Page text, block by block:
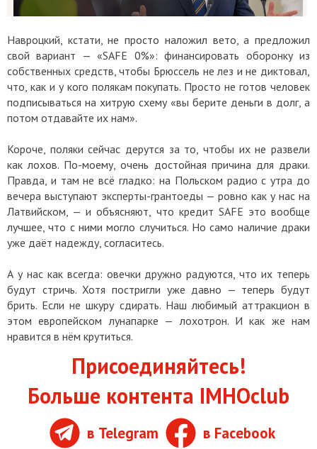
Навроцкий, кстати, не просто наложил вето, а предложил
свой вариант — «SAFE 0%»: финансировать оборонку из
собственных средств, чтобы Брюссель не лез и не диктовал,
что, как и у кого полякам покупать. Просто не готов человек
подписываться на хитрую схему «вы берите деньги в долг, а
потом отдавайте их нам».
Короче, поляки сейчас дерутся за то, чтобы их не развели
как лохов. По-моему, очень достойная причина для драки.
Правда, и там не всё гладко: на Польском радио с утра до
вечера выступают эксперты-грантоеды — ровно как у нас на
Латвийском, — и объясняют, что кредит SAFE это вообще
лучшее, что с ними могло случиться. Но само наличие драки
уже даёт надежду, согласитесь.
А у нас как всегда: овечки дружно радуются, что их теперь
будут стричь. Хотя постригли уже давно — теперь будут
брить. Если не шкуру сдирать. Наш любимый аттракцион в
этом европейском лунапарке — лохотрон. И как же нам
нравится в нём крутиться.
Присоединяйтесь!
Больше контента IMHOclub
в Telegram в Facebook